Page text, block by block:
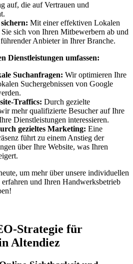
auf, die auf Vertrauen und
Mit einer effektiven Lokalen
Sie sich von Ihren Mitbewerbern ab und
Anbieter in Ihrer Branche.
Dienstleistungen umfassen:
Suchanfragen: Wir optimieren Ihre
Suchergebnissen von Google
Traffics: Durch gezielte
mehr qualifizierte Besucher auf Ihre
Dienstleistungen interessieren.
gezieltes Marketing: Eine
führt zu einem Anstieg der
über Ihre Website, was Ihren
um mehr über unsere individuellen
und Ihren Handwerksbetrieb
Strategie für
Altendiez